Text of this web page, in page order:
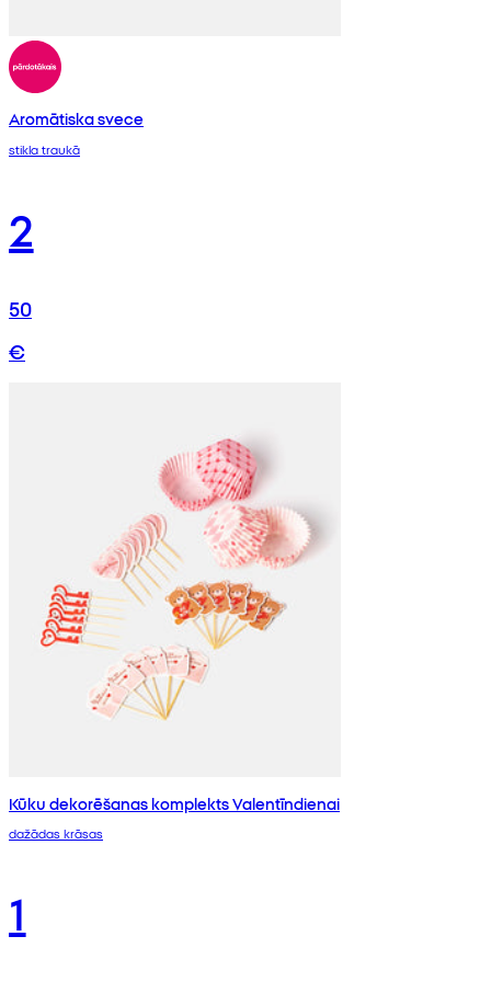
Aromātiska svece
stikla traukā
2
50
€
Kūku dekorēšanas komplekts Valentīndienai
dažādas krāsas
1